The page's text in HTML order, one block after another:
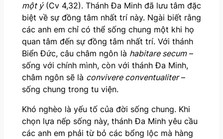
một ý(Cv 4,32). Thánh Đa Minh đã lưu tâm đặc
biệt về sự đồng tâm nhất trí này. Ngài biết rằng
các anh em chỉ có thể sống chung một khi họ
quan tâm đến sự đồng tâm nhất trí. Với thánh
Biển Đức, câu châm ngôn là habitare secum–
sống với chính mình, còn với thánh Đa Minh,
châm ngôn sẽ là convivere conventualiter–
sống chung trong tu viện.
Khó nghèo là yếu tố của đời sống chung. Khi
chọn lựa nếp sống này, thánh Đa Minh yêu cầu
các anh em phải từ bỏ các bổng lộc mà hàng